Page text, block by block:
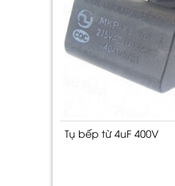
Tụ bếp từ 4uF 400V